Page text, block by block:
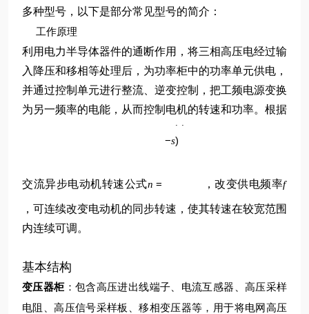
多种型号，以下是部分常见型号的简介：
工作原理
利用电力半导体器件的通断作用，将三相高压电经过输
入降压和移相等处理后，为功率柜中的功率单元供电，
并通过控制单元进行整流、逆变控制，把工频电源变换
为另一频率的电能，从而控制电机的转速和功率。根据
交流异步电动机转速公式n =
p
−s)
，改变供电频率f
，可连续改变电动机的同步转速，使其转速在较宽范围
内连续可调。
基本结构
变压器柜：包含高压进出线端子、电流互感器、高压采样
电阻、高压信号采样板、移相变压器等，用于将电网高压